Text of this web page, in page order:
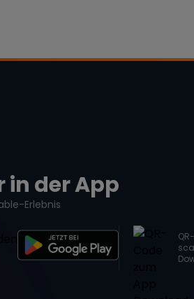
in der App
Erlebnis